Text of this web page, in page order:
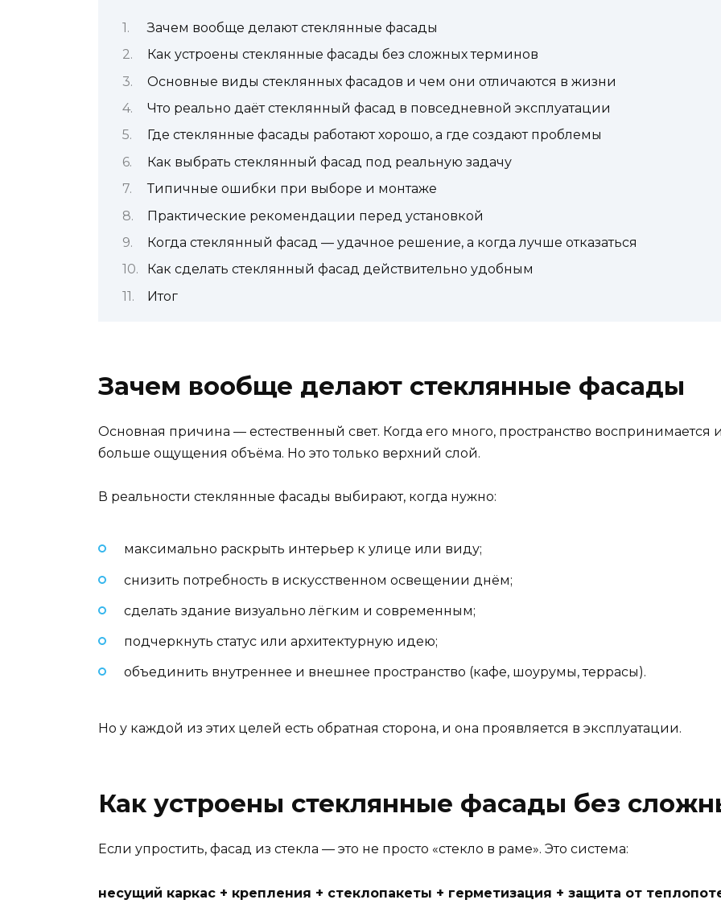
Зачем вообще делают стеклянные фасады
Как устроены стеклянные фасады без сложных терминов
Основные виды стеклянных фасадов и чем они отличаются в жизни
Что реально даёт стеклянный фасад в повседневной эксплуатации
Где стеклянные фасады работают хорошо, а где создают проблемы
Как выбрать стеклянный фасад под реальную задачу
Типичные ошибки при выборе и монтаже
Практические рекомендации перед установкой
Когда стеклянный фасад — удачное решение, а когда лучше отказаться
Как сделать стеклянный фасад действительно удобным
Итог
Зачем вообще делают стеклянные фасады
Основная причина — естественный свет. Когда его много, пространство
больше ощущения объёма. Но это только верхний слой.
В реальности стеклянные фасады выбирают, когда нужно:
максимально раскрыть интерьер к улице или виду;
снизить потребность в искусственном освещении днём;
сделать здание визуально лёгким и современным;
подчеркнуть статус или архитектурную идею;
объединить внутреннее и внешнее пространство (кафе, шоурумы, террасы).
Но у каждой из этих целей есть обратная сторона, и она проявляется в эксплуатации.
Как устроены стеклянные фасады без
Если упростить, фасад из стекла — это не просто «стекло в раме». Это система:
несущий каркас + крепления + стеклопакеты + герметизация + защита от